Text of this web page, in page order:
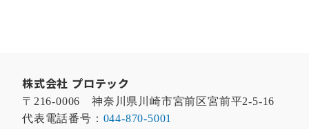
株式会社 プロテック
〒216-0006 神奈川県川崎市宮前区宮前平2-5-16
代表電話番号： 044-870-5001